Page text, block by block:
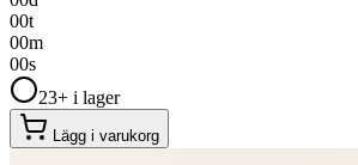
00t
00m
00s
23+ i lager
Lägg i varukorg